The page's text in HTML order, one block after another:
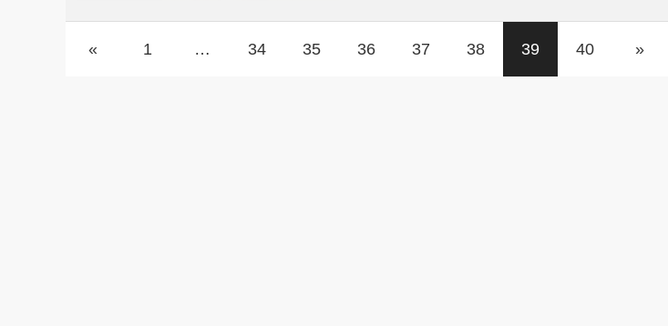
« 1 … 34 35 36 37 38 39 40 »